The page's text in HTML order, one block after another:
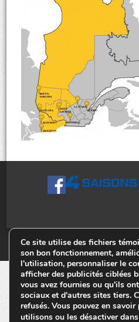
© Tiges 4 Saisons. Tous droits
Ce site utilise des fichiers
son bon fonctionnement,
l'utilisation, personnaliser le
afficher des publicités ciblées
vous avez fournies ou qu'ils
sociaux et d'autres sites tiers.
refusés. Vous pouvez en
utilisons ou les désactiver